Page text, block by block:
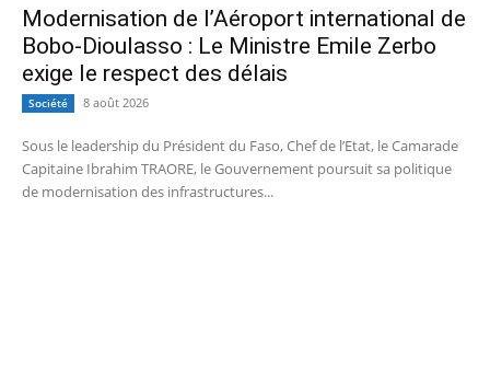
Modernisation de l’Aéroport international de
Bobo-Dioulasso : Le Ministre Emile Zerbo
exige le respect des délais
Société 8 août 2026
Sous le leadership du Président du Faso, Chef de l’Etat, le Camarade
Capitaine Ibrahim TRAORE, le Gouvernement poursuit sa politique
de modernisation des infrastructures...